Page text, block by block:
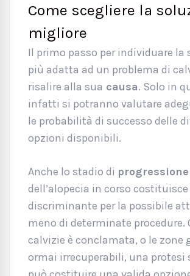
Come scegliere la
migliore
Il primo passo per individuare la
più adatta ad un problema di
risalire alla sua causa. Solo in
infatti si potranno valutare
le probabilità di successo delle
opzioni disponibili.
Anche lo stadio di progressione
dell’alopecia in corso
discriminante per la possibile
meno di determinate procedure.
calvizie è conclamata, o le zone
ormai irrecuperabili, una protesi